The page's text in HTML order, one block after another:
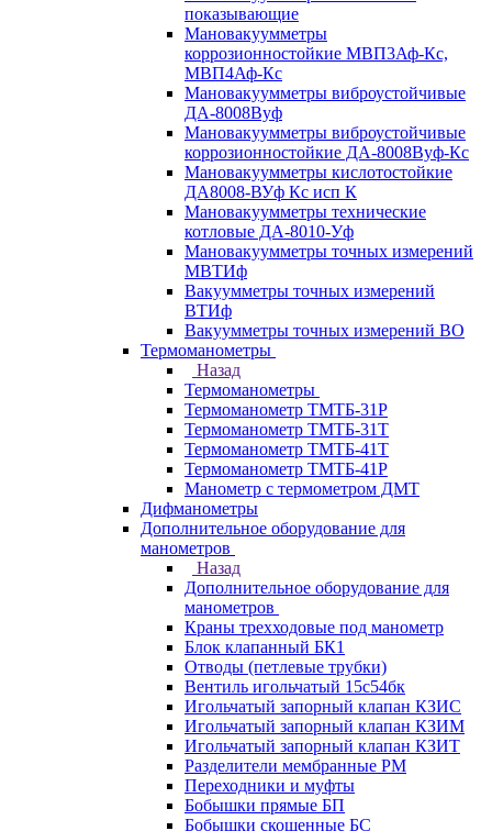
показывающие
Мановакуумметры
коррозионностойкие МВП3Аф-Кс,
МВП4Аф-Кс
Мановакуумметры виброустойчивые
ДА-8008Вуф
Мановакуумметры виброустойчивые
коррозионностойкие ДА-8008Вуф-Кс
Мановакуумметры кислотостойкие
ДА8008-ВУф Кс исп К
Мановакуумметры технические
котловые ДА-8010-Уф
Мановакуумметры точных измерений
МВТИф
Вакуумметры точных измерений
ВТИф
Вакуумметры точных измерений ВО
Термоманометры
Назад
Термоманометры
Термоманометр ТМТБ-31Р
Термоманометр ТМТБ-31Т
Термоманометр ТМТБ-41Т
Термоманометр ТМТБ-41Р
Манометр с термометром ДМТ
Дифманометры
Дополнительное оборудование для
манометров
Назад
Дополнительное оборудование для
манометров
Краны трехходовые под манометр
Блок клапанный БК1
Отводы (петлевые трубки)
Вентиль игольчатый 15с54бк
Игольчатый запорный клапан КЗИС
Игольчатый запорный клапан КЗИМ
Игольчатый запорный клапан КЗИТ
Разделители мембранные РМ
Переходники и муфты
Бобышки прямые БП
Бобышки скошенные БС